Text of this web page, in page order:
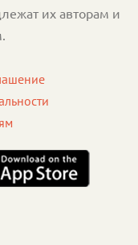
их авторам и